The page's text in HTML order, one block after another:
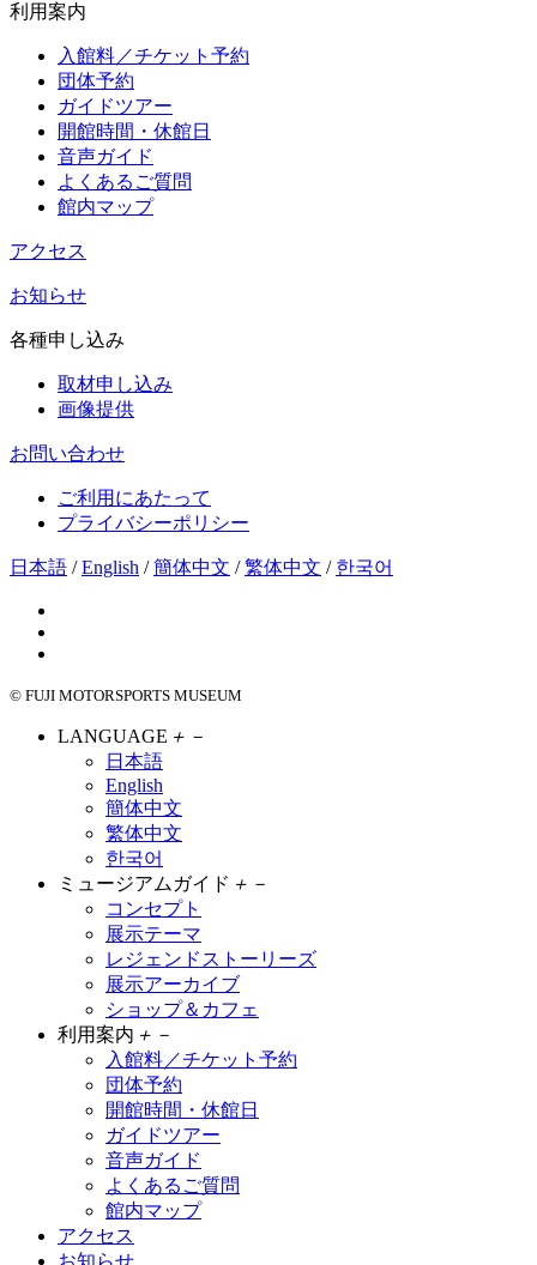
利用案内
入館料／チケット予約
団体予約
ガイドツアー
開館時間・休館日
音声ガイド
よくあるご質問
館内マップ
アクセス
お知らせ
各種申し込み
取材申し込み
画像提供
お問い合わせ
ご利用にあたって
プライバシーポリシー
日本語 /English /簡体中文 /繁体中文 / 한국어
© FUJI MOTORSPORTS MUSEUM
LANGUAGE ＋ －
日本語
English
簡体中文
繁体中文
한국어
ミュージアムガイド ＋ －
コンセプト
展示テーマ
レジェンドストーリーズ
展示アーカイブ
ショップ＆カフェ
利用案内 ＋ －
入館料／チケット予約
団体予約
開館時間・休館日
ガイドツアー
音声ガイド
よくあるご質問
館内マップ
アクセス